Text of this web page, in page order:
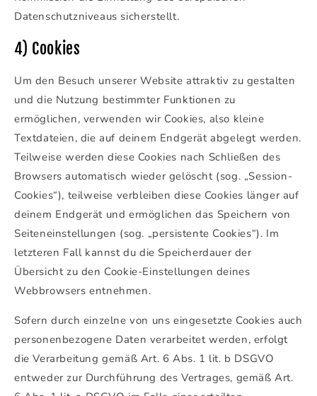
Datenschutzniveaus sicherstellt.
4) Cookies
Um den Besuch unserer Website attraktiv zu gestalten
und die Nutzung bestimmter Funktionen zu
ermöglichen, verwenden wir Cookies, also kleine
Textdateien, die auf deinem Endgerät abgelegt werden.
Teilweise werden diese Cookies nach Schließen des
Browsers automatisch wieder gelöscht (sog. „Session-
Cookies“), teilweise verbleiben diese Cookies länger auf
deinem Endgerät und ermöglichen das Speichern von
Seiteneinstellungen (sog. „persistente Cookies“). Im
letzteren Fall kannst du die Speicherdauer der
Übersicht zu den Cookie-Einstellungen deines
Webbrowsers entnehmen.
Sofern durch einzelne von uns eingesetzte Cookies auch
personenbezogene Daten verarbeitet werden, erfolgt
die Verarbeitung gemäß Art. 6 Abs. 1 lit. b DSGVO
entweder zur Durchführung des Vertrages, gemäß Art.